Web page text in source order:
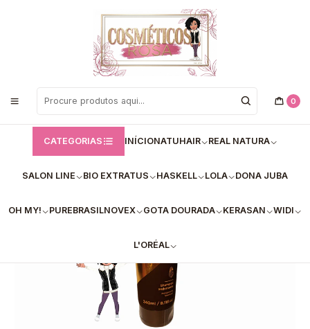
0
CATEGORIAS INÍCIONATUHAIR REAL NATURA
SALON LINE BIO EXTRATUS HASKELL LOLA DONA JUBA
OH MY! PUREBRASILNOVEX GOTA DOURADA KERASAN WIDI
L'ORÉAL
Bem vindos a Loja de Cosméticos Rosa!
Lowell - Shampoo Shampoo Protect Care – 240ml